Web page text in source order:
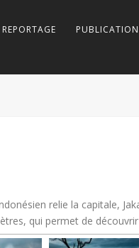
REPORTAGE PUBLICATION
relie la capitale,
qui permet de